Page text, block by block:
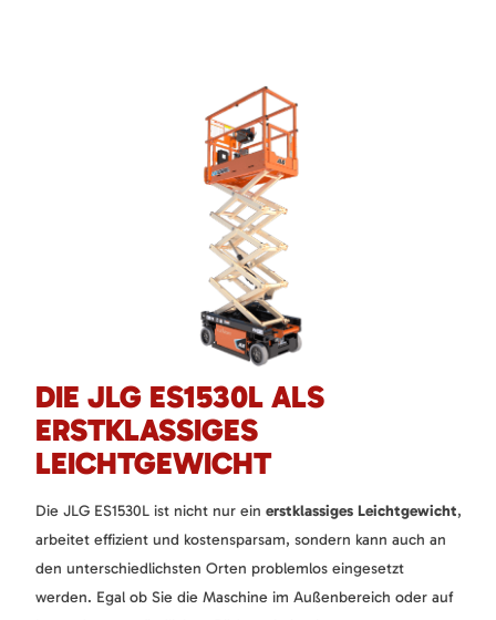
DIE JLG ES1530L ALS
ERSTKLASSIGES
LEICHTGEWICHT
Die JLG ES1530L ist nicht nur ein erstklassiges Leichtgewicht,
arbeitet effizient und kostensparsam, sondern kann auch an
den unterschiedlichsten Orten problemlos eingesetzt
werden. Egal ob Sie die Maschine im Außenbereich oder auf